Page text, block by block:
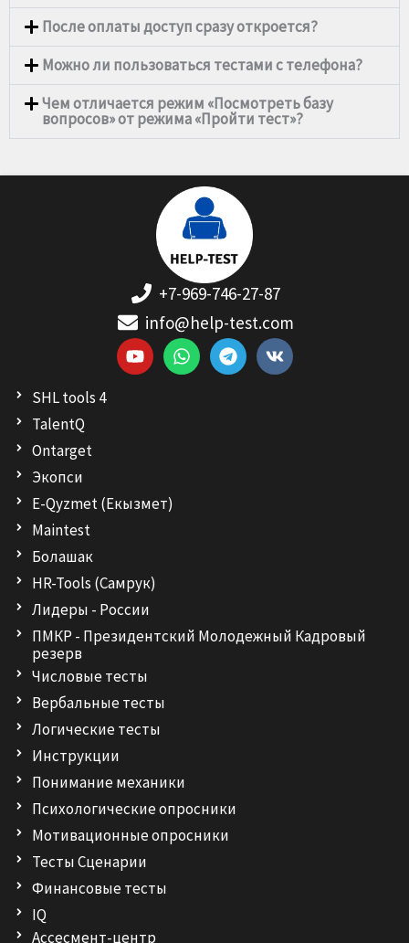
После оплаты доступ сразу откроется?
Можно ли пользоваться тестами с телефона?
Чем отличается режим «Посмотреть базу
вопросов» от режима «Пройти тест»?
SHL tools 4
TalentQ
Ontarget
Экопси
E-Qyzmet (Екызмет)
Maintest
Болашак
HR-Tools (Самрук)
Лидеры - России
ПМКР - Президентский Молодежный Кадровый
резерв
Числовые тесты
Вербальные тесты
Логические тесты
Инструкции
Понимание механики
Психологические опросники
Мотивационные опросники
Тесты Сценарии
Финансовые тесты
IQ
Ассесмент-центр
+7-969-746-27-87
info@help-test.com
Y
o
W
h
T
e
V
k